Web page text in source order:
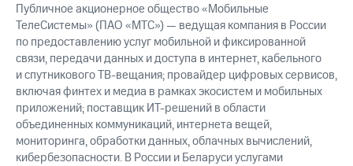
Описание
Программа
приобретения
Порядок
выкупа
акций
Дивиденды
Рынок
облигаций
Публичное акционерное общество «Мобильные
ТелеСистемы» (ПАО «МТС») — ведущая компания в России
по предоставлению услуг мобильной и фиксированной
связи, передачи данных и доступа в интернет, кабельного
и спутникового ТВ-вещания; провайдер цифровых сервисов,
включая финтех и медиа в рамках экосистем и мобильных
приложений; поставщик ИТ-решений в области
объединенных коммуникаций, интернета вещей,
мониторинга, обработки данных, облачных вычислений,
кибербезопасности. В России и Беларуси услугами